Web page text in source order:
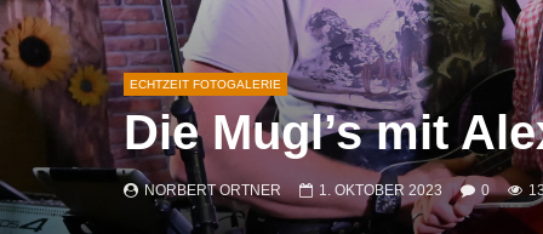
ECHTZEIT FOTOGALERIE
Die Mugl’s mit
NORBERT ORTNER 1. OKTOBER 2023 0